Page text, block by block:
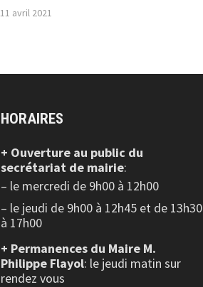
11 avril 2021
HORAIRES
+ Ouverture au public du
secrétariat de mairie:
– le mercredi de 9h00 à 12h00
– le jeudi de 9h00 à 12h45 et de 13h30
à 17h00
+ Permanences du Maire M.
Philippe Flayol: le jeudi matin sur
rendez vous